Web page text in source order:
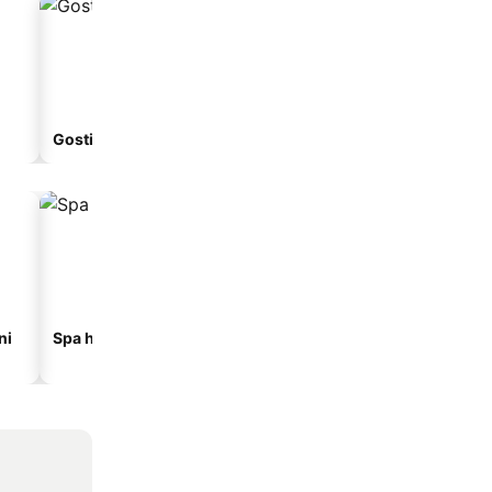
Gostionica
Spa hoteli